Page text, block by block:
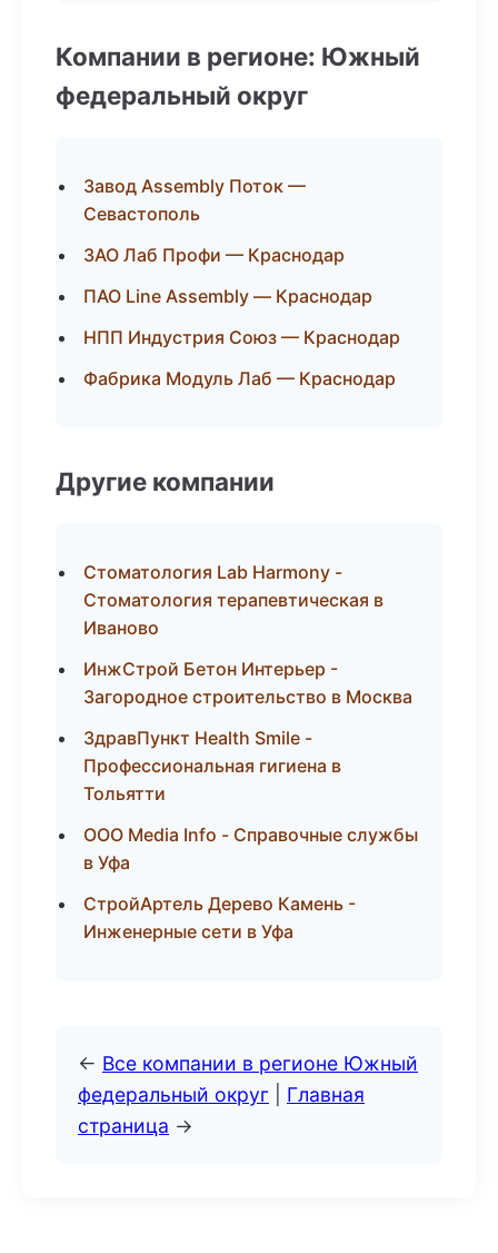
Компании в регионе: Южный
федеральный округ
Завод Assembly Поток —
Севастополь
ЗАО Лаб Профи — Краснодар
ПАО Line Assembly — Краснодар
НПП Индустрия Союз — Краснодар
Фабрика Модуль Лаб — Краснодар
Другие компании
Стоматология Lab Harmony -
Стоматология терапевтическая в
Иваново
ИнжСтрой Бетон Интерьер -
Загородное строительство в Москва
ЗдравПункт Health Smile -
Профессиональная гигиена в
Тольятти
ООО Media Info - Справочные службы
в Уфа
СтройАртель Дерево Камень -
Инженерные сети в Уфа
← Все компании в регионе Южный
федеральный округ
Главная
страница →